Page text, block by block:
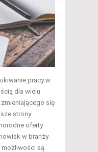
pracy w
dla wielu
się
strony
oferty
w branży
możliwości są